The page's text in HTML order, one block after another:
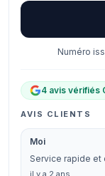
Numéro
4 avis vérifiés
AVIS CLIENTS
Moi
Service rapide et
il y a 2 ans